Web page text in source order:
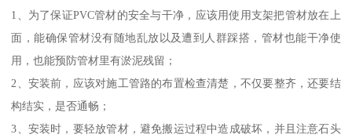
1、为了保证PVC管材的安全与干净，应该用使用支架把管材放在上
面，能确保管材没有随地乱放以及遭到人群踩搭，管材也能干净使
用，也能预防管材里有淤泥残留；
2、安装前，应该对施工管路的布置检查清楚，不仅要整齐，还要结
构结实，是否通畅；
3、安装时，要轻放管材，避免搬运过程中造成破坏，并且注意石头